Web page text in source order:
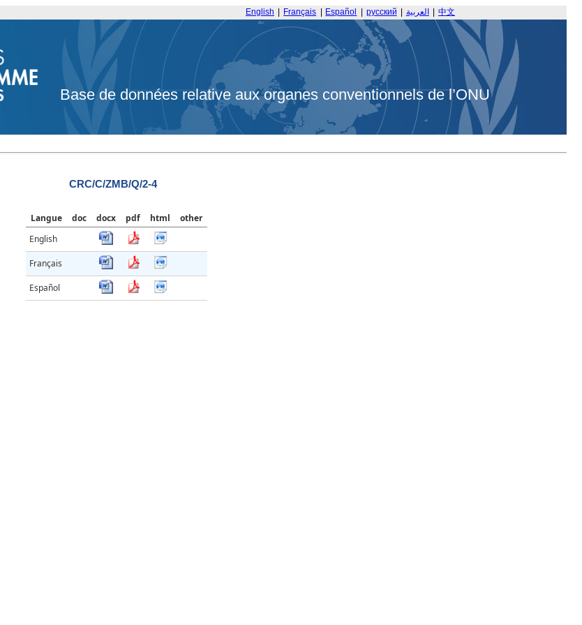
English Français Español русский العربية 中文
Base de données relative aux organes conventionnels de l’ONU
CRC/C/ZMB/Q/2-4
Langue doc docx pdf html
other
English
Français
Español